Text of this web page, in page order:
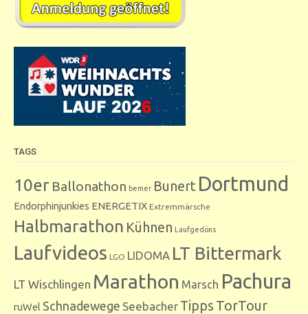
TAGS
10er Ballonathon bemer Bunert Dortmund
Endorphinjunkies ENERGETIX Extremmärsche
Halbmarathon Kühnen Laufgedöns
Laufvideos LGO LIDOMA LT Bittermark
LT Wischlingen Marathon Marsch Pachura
ruWel Schnadewege Seebacher Tipps TorTour